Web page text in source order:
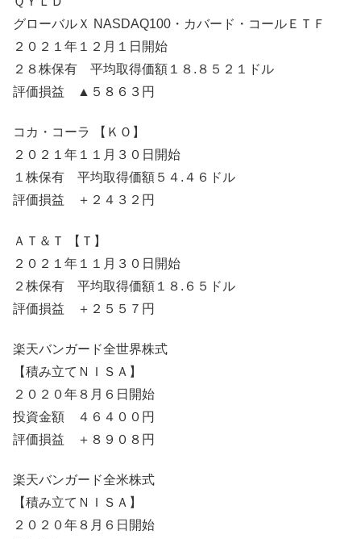
グローバルＸ NASDAQ100・カバード・コールＥＴＦ
２０２１年１２月１日開始
２８株保有 平均取得価額１８.８５２１ドル
評価損益 ▲５８６３円
コカ・コーラ 【ＫＯ】
２０２１年１１月３０日開始
１株保有 平均取得価額５４.４６ドル
評価損益 ＋２４３２円
ＡＴ＆Ｔ 【Ｔ】
２０２１年１１月３０日開始
２株保有 平均取得価額１８.６５ドル
評価損益 ＋２５５７円
楽天バンガード全世界株式
【積み立てＮＩＳＡ】
２０２０年８月６日開始
投資金額 ４６４００円
評価損益 ＋８９０８円
楽天バンガード全米株式
【積み立てＮＩＳＡ】
２０２０年８月６日開始